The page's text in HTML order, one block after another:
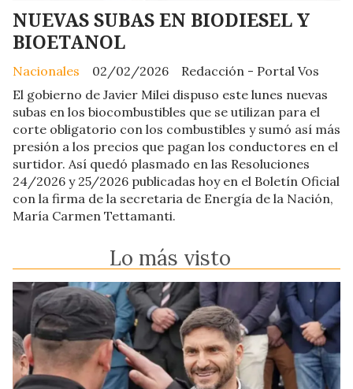
NUEVAS SUBAS EN BIODIESEL Y
BIOETANOL
Redacción - Portal Vos
Nacionales
02/02/2026
El gobierno de Javier Milei dispuso este lunes nuevas
subas en los biocombustibles que se utilizan para el
corte obligatorio con los combustibles y sumó así más
presión a los precios que pagan los conductores en el
surtidor. Así quedó plasmado en las Resoluciones
24/2026 y 25/2026 publicadas hoy en el Boletín Oficial
con la firma de la secretaria de Energía de la Nación,
María Carmen Tettamanti.
Lo más visto